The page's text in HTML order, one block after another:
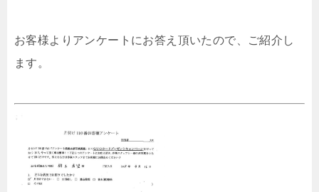
お客様よりアンケートにお答え頂いたので、ご紹介し
ます。